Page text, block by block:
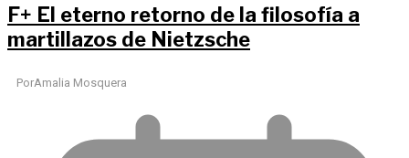
F+ El eterno retorno de la filosofía a
martillazos de Nietzsche
PorAmalia Mosquera